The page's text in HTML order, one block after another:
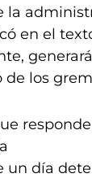
la
en el
de los
un día